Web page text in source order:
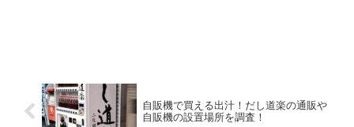
自販機で買える出汁！だし道楽の通販や
自販機の設置場所を調査！